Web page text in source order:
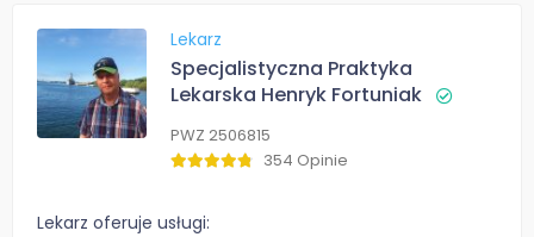
Lekarz
Specjalistyczna Praktyka
Lekarska Henryk Fortuniak
PWZ 2506815
354 Opinie
Lekarz oferuje usługi: